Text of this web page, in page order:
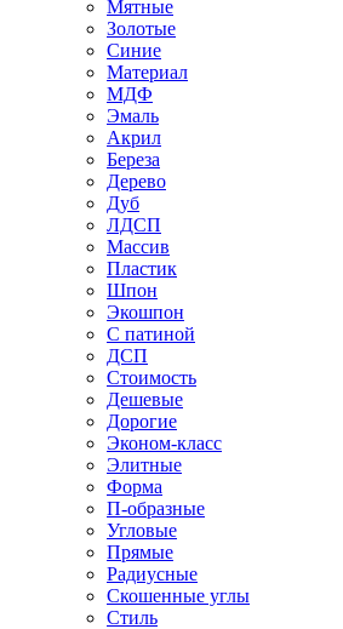
Мятные
Золотые
Синие
Материал
МДФ
Эмаль
Акрил
Береза
Дерево
Дуб
ЛДСП
Массив
Пластик
Шпон
Экошпон
С патиной
ДСП
Стоимость
Дешевые
Дорогие
Эконом-класс
Элитные
Форма
П-образные
Угловые
Прямые
Радиусные
Скошенные углы
Стиль